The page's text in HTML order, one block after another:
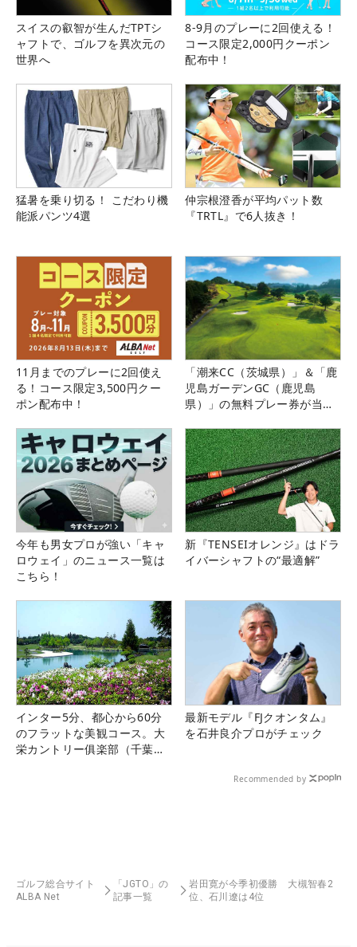
スイスの叡智が生んだTPTシ
ャフトで、ゴルフを異次元の
世界へ
8-9月のプレーに2回使える！
コース限定2,000円クーポン
配布中！
猛暑を乗り切る！ こだわり機
能派パンツ4選
仲宗根澄香が平均パット数
『TRTL』で6人抜き！
11月までのプレーに2回使え
る！コース限定3,500円クー
ポン配布中！
「潮来CC（茨城県）」＆「鹿
児島ガーデンGC（鹿児島
県）」の無料プレー券が当た
今年も男女プロが強い「キャ
ロウェイ」のニュース一覧は
こちら！
新『TENSEIオレンジ』はドラ
イバーシャフトの“最適解”
インター5分、都心から60分
のフラットな美観コース。大
栄カントリー俱楽部（千葉
最新モデル『FJクオンタム』
を石井良介プロがチェック
Recommended by
ゴルフ総合サイト
ALBA Net
「JGTO」の
記事一覧
岩田寛が今季初優勝 大槻智春2
位、石川遼は4位